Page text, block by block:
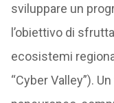
sviluppare un
l’obiettivo di
ecosistemi
“Cyber ​​Valley”).